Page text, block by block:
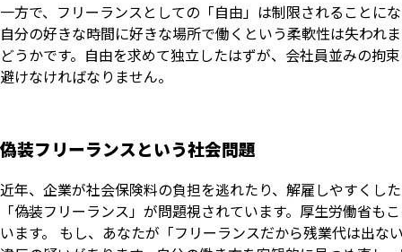
一方で、フリーランスとしての「自由」は制限されることに
自分の好きな時間に好きな場所で働くという柔軟性は失われ
どうかです。自由を求めて独立したはずが、会社員並みの拘
避けなければなりません。
偽装フリーランスという社会問題
近年、企業が社会保険料の負担を逃れたり、解雇しやすくし
「偽装フリーランス」が問題視されています。厚生労働省
います。 もし、あなたが「フリーランスだから残業代は出